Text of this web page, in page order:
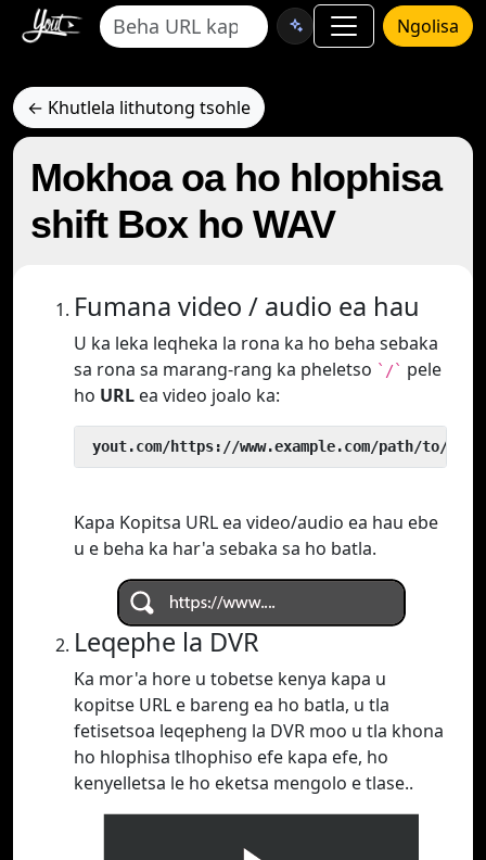
Ngolisa
← Khutlela lithutong tsohle
Mokhoa oa ho hlophisa
shift Box ho WAV
Fumana video / audio ea hau
U ka leka leqheka la rona ka ho beha sebaka
sa rona sa marang-rang ka pheletso `/` pele
ho URL ea video joalo ka:
yout.com/https://www.example.com/path/to/
Kapa Kopitsa URL ea video/audio ea hau ebe
u e beha ka har'a sebaka sa ho batla.
Leqephe la DVR
Ka mor'a hore u tobetse kenya kapa u
kopitse URL e bareng ea ho batla, u tla
fetisetsoa leqepheng la DVR moo u tla khona
ho hlophisa tlhophiso efe kapa efe, ho
kenyelletsa le ho eketsa mengolo e tlase..